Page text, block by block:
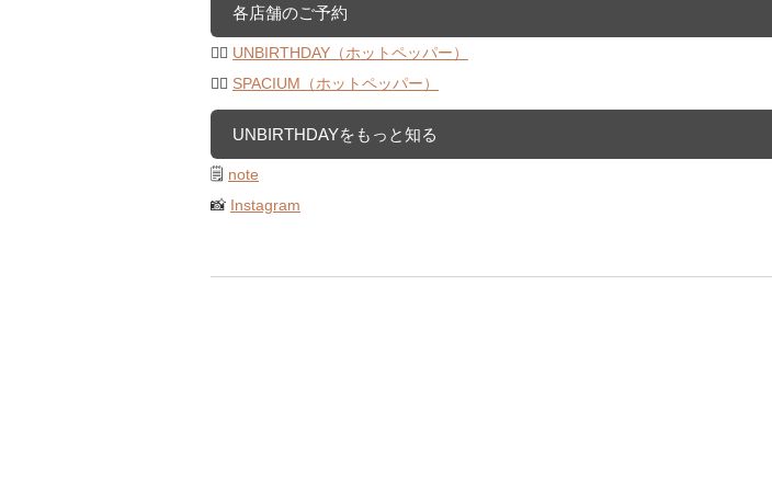
各店舗のご予約
💇‍♀️ UNBIRTHDAY（ホットペッパー）
💇‍♀️ SPACIUM（ホットペッパー）
UNBIRTHDAYをもっと知る
🗒️ note
📸 Instagram